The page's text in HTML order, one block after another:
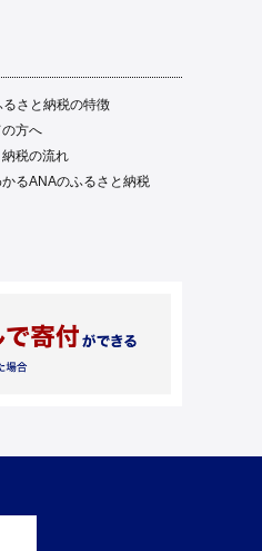
さと納税の特徴
方へ
税の流れ
るANAのふるさと納税